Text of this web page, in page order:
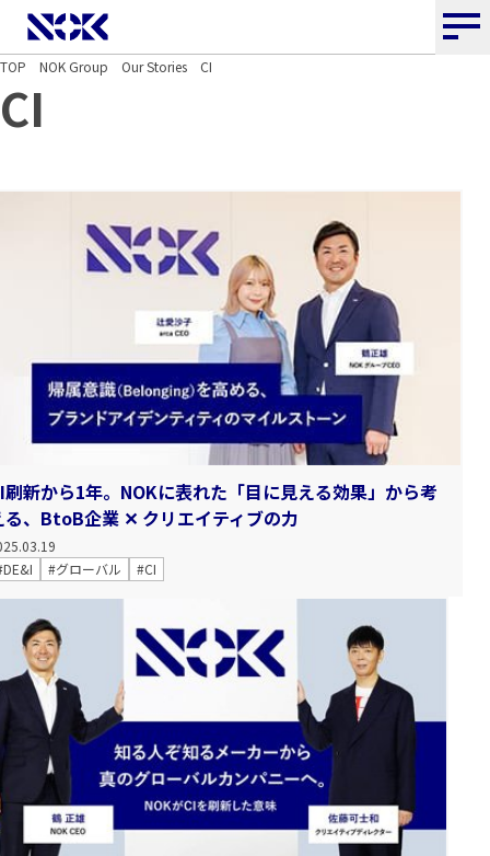
NOK株式会社
TOP NOK Group Our Stories CI
CI
刷新から1年。NOKに表れた「目に見える効果」から考
る、BtoB企業 ✕ クリエイティブの力
#グローバル #CI